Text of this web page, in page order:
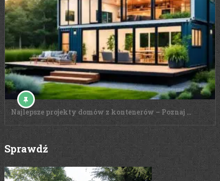
Najlepsze projekty domów z kontenerów – Poznaj …
Sprawdź